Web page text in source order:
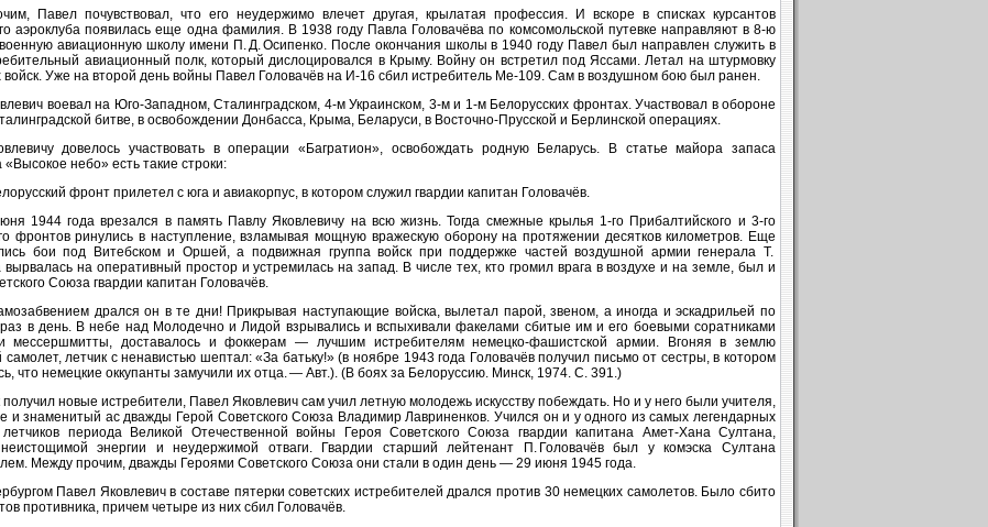
Павел почувствовал, что его неудержимо влечет другая, крылатая профессия. И вскоре в списках курсантов
аэроклуба появилась еще одна фамилия. В 1938 году Павла Головачёва по комсомольской путевке направляют в 8‑ю
авиационную школу имени П. Д. Осипенко. После окончания школы в 1940 году Павел был направлен служить в
авиационный полк, который дислоцировался в Крыму. Войну он встретил под Яссами. Летал на штурмовку
войск. Уже на второй день войны Павел Головачёв на И‑16 сбил истребитель Ме‑109. Сам в воздушном бою был ранен.
воевал на Юго-Западном, Сталинградском, 4‑м Украинском, 3‑м и 1‑м Белорусских фронтах. Участвовал в обороне
битве, в освобождении Донбасса, Крыма, Беларуси, в Восточно-Прусской и Берлинской операциях.
довелось участвовать в операции «Багратион», освобождать родную Беларусь. В статье майора запаса
«Высокое небо» есть такие строки:
фронт прилетел с юга и авиакорпус, в котором служил гвардии капитан Головачёв.
1944 года врезался в память Павлу Яковлевичу на всю жизнь. Тогда смежные крылья 1‑го Прибалтийского и 3‑го
фронтов ринулись в наступление, взламывая мощную вражескую оборону на протяжении десятков километров. Еще
бои под Витебском и Оршей, а подвижная группа войск при поддержке частей воздушной армии генерала Т.
вырвалась на оперативный простор и устремилась на запад. В числе тех, кто громил врага в воздухе и на земле, был и
Союза гвардии капитан Головачёв.
дрался он в те дни! Прикрывая наступающие войска, вылетал парой, звеном, а иногда и эскадрильей по
раз в день. В небе над Молодечно и Лидой взрывались и вспыхивали факелами сбитые им и его боевыми соратниками
мессершмитты, доставалось и фоккерам — лучшим истребителям немецко-фашистской армии. Вгоняя в землю
самолет, летчик с ненавистью шептал: «За батьку!» (в ноябре 1943 года Головачёв получил письмо от сестры, в котором
что немецкие оккупанты замучили их отца. — Авт.). (В боях за Белоруссию. Минск, 1974. С. 391.)
получил новые истребители, Павел Яковлевич сам учил летную молодежь искусству побеждать. Но и у него были учителя,
и знаменитый ас дважды Герой Советского Союза Владимир Лавриненков. Учился он и у одного из самых легендарных
летчиков периода Великой Отечественной войны Героя Советского Союза гвардии капитана Амет-Хана Султана,
энергии и неудержимой отваги. Гвардии старший лейтенант П. Головачёв был у комэска Султана
Между прочим, дважды Героями Советского Союза они стали в один день — 29 июня 1945 года.
Павел Яковлевич в составе пятерки советских истребителей дрался против 30 немецких самолетов. Было сбито
противника, причем четыре из них сбил Головачёв.